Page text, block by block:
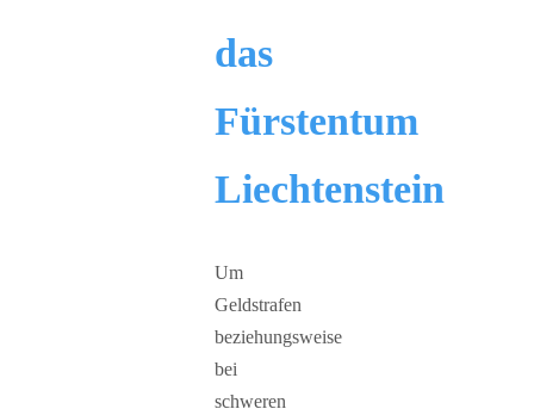
das
Fürstentum
Liechtenstein
Um
Geldstrafen
beziehungsweise
bei
schweren